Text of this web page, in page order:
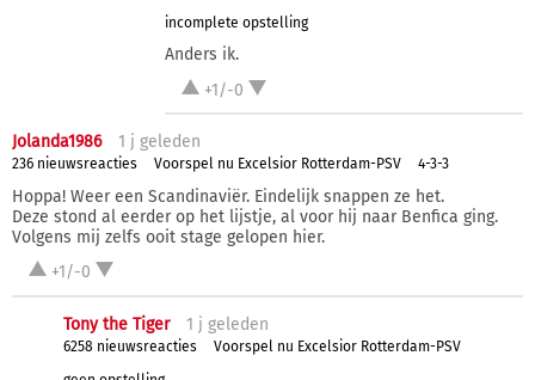
incomplete opstelling
Anders ik.
+1/-0
Jolanda1986 1 j geleden
236 nieuwsreacties Voorspel nu Excelsior Rotterdam-PSV 4-3-3
Hoppa! Weer een Scandinaviër. Eindelijk snappen ze het.
Deze stond al eerder op het lijstje, al voor hij naar Benfica ging.
Volgens mij zelfs ooit stage gelopen hier.
+1/-0
Tony the Tiger 1 j geleden
6258 nieuwsreacties
Voorspel nu Excelsior Rotterdam-PSV